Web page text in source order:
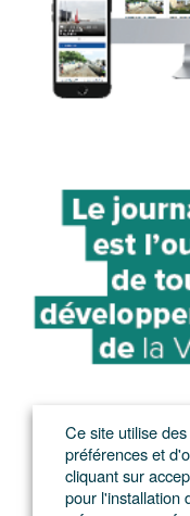
Ce site utilise
préférences et
cliquant sur
pour l'installation